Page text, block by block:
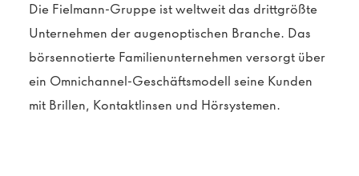
Die Fielmann-Gruppe ist weltweit das drittgrößte
Unternehmen der augenoptischen Branche. Das
börsennotierte Familienunternehmen versorgt über
ein Omnichannel-Geschäftsmodell seine Kunden
mit Brillen, Kontaktlinsen und Hörsystemen.